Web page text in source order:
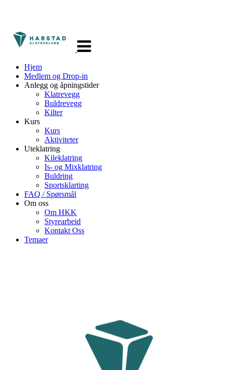
navigasjon
Hjem
Medlem og Drop-in
Anlegg og åpningstider
Klatrevegg
Buldrevegg
Kilter
Kurs
Kurs
Aktiviteter
Uteklatring
Kileklatring
Is- og Mixklatring
Buldring
Sportsklarting
FAQ / Spørsmål
Om oss
Om HKK
Styrearbeid
Kontakt Oss
Temaer